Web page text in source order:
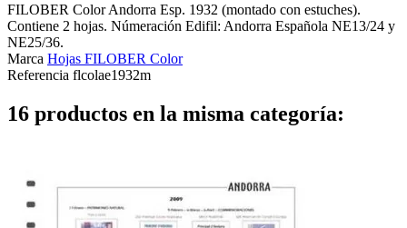
FILOBER Color Andorra Esp. 1932 (montado con estuches).
Contiene 2 hojas. Númeración Edifil: Andorra Española NE13/24 y
NE25/36.
Marca Hojas FILOBER Color
Referencia flcolae1932m
16 productos en la misma categoría: